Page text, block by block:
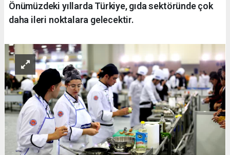
Önümüzdeki yıllarda Türkiye, gıda sektöründe çok
daha ileri noktalara gelecektir.